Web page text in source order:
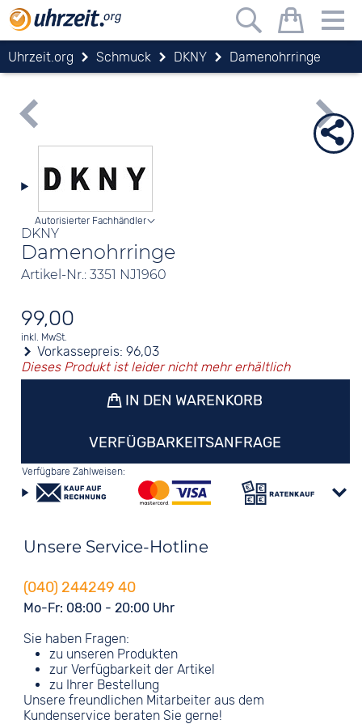
Uhrzeit.org Schmuck DKNY Damenohrringe
DKNY
Damenohrringe
Artikel-Nr.: 3351 NJ1960
Autorisierter Fachhändler
99,00
inkl. MwSt.
Vorkassepreis:96,03
Dieses Produkt ist leider nicht mehr erhältlich
IN DEN WARENKORB
VERFÜGBARKEITSANFRAGE
Verfügbare Zahlweisen:
Unsere Service-Hotline
(040) 244249 40
Mo-Fr: 08:00 - 20:00 Uhr
Sie haben Fragen:
zu unseren Produkten
zur Verfügbarkeit der Artikel
zu Ihrer Bestellung
Unsere freundlichen Mitarbeiter aus dem
Kundenservice beraten Sie gerne!